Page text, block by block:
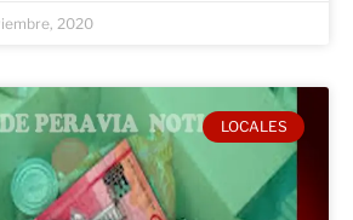
2020
LOCALES